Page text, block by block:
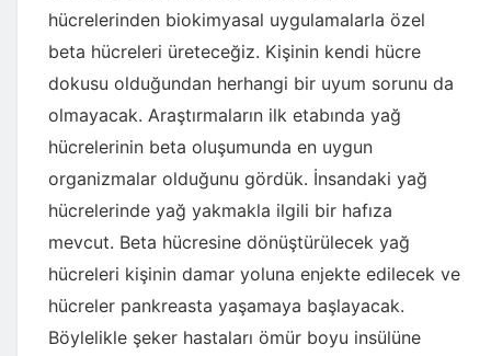
hücrelerinden biokimyasal uygulamalarla özel
beta hücreleri üreteceğiz. Kişinin kendi hücre
dokusu olduğundan herhangi bir uyum sorunu da
olmayacak. Araştırmaların ilk etabında yağ
hücrelerinin beta oluşumunda en uygun
organizmalar olduğunu gördük. İnsandaki yağ
hücrelerinde yağ yakmakla ilgili bir hafıza
mevcut. Beta hücresine dönüştürülecek yağ
hücreleri kişinin damar yoluna enjekte edilecek ve
hücreler pankreasta yaşamaya başlayacak.
Böylelikle şeker hastaları ömür boyu insülüne